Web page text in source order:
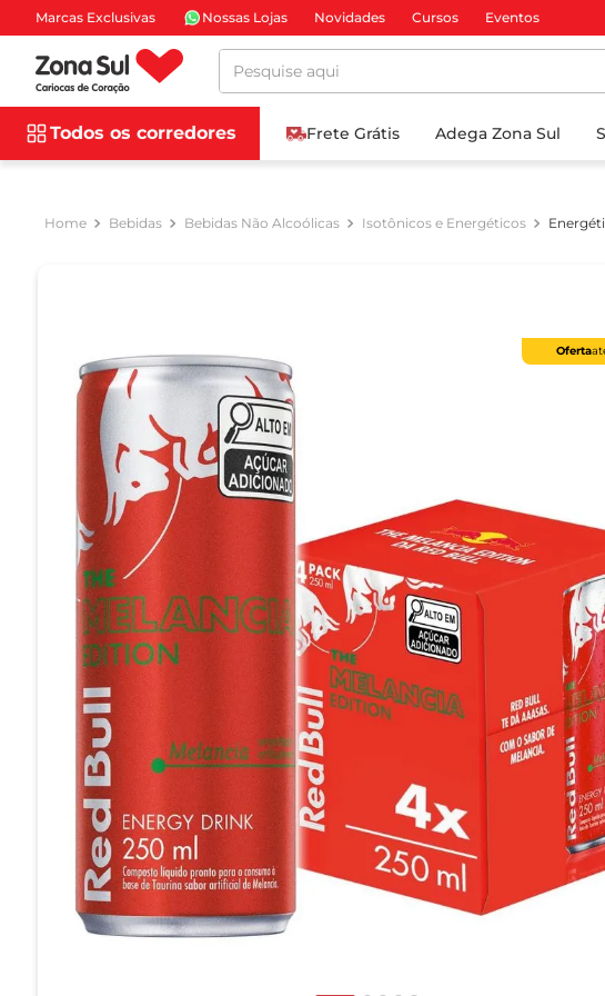
Marcas Exclusivas Nossas Lojas Novidades Cursos Eventos
Pesquise aqui
Todos os corredores Frete Grátis Adega Zona Sul
Bebidas Bebidas Não Alcoólicas Isotônicos e Energéticos
Oferta